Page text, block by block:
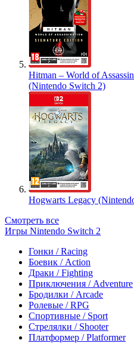
Hitman – World of
(Nintendo Switch 2)
Hogwarts Legacy
Смотреть все
Игры Nintendo Switch 2
Гонки / Racing
Боевик / Action
Драки / Fighting
Приключения / Adventure
Бродилки / Arcade
Ролевые / RPG
Спортивные / Sport
Стрелялки / Shooter
Платформер / Platformer